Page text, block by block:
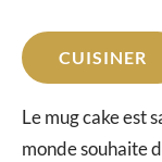
CUISINER
Le mug cake est
monde souhaite